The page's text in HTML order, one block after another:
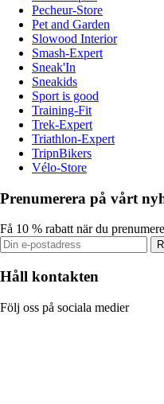
Pecheur-Store
Pet and Garden
Slowood Interior
Smash-Expert
Sneak'In
Sneakids
Sport is good
Training-Fit
Trek-Expert
Triathlon-Expert
TripnBikers
Vélo-Store
Prenumerera på vårt
Få 10 % rabatt när du
Håll kontakten
Följ oss på sociala medier